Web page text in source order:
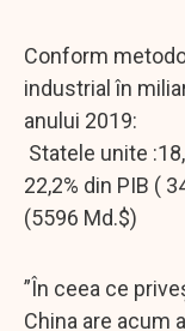
Conform
industrial în
anului 2019:
Statele unite
22,2% din PIB (
(5596 Md.$)
”În ceea ce
China are acum